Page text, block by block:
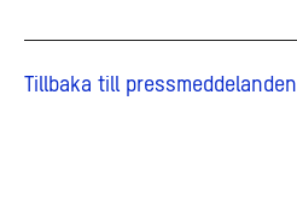
Tillbaka till pressmeddelanden